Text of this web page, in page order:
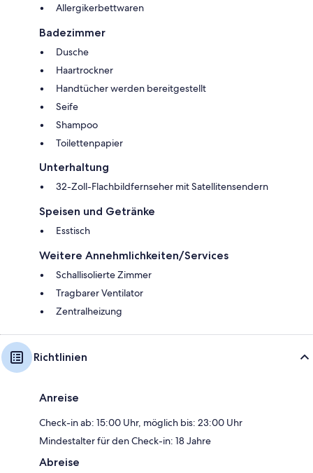
Allergikerbettwaren
Badezimmer
Dusche
Haartrockner
Handtücher werden bereitgestellt
Seife
Shampoo
Toilettenpapier
Unterhaltung
32-Zoll-Flachbildfernseher mit Satellitensendern
Speisen und Getränke
Esstisch
Weitere Annehmlichkeiten/Services
Schallisolierte Zimmer
Tragbarer Ventilator
Zentralheizung
Richtlinien
Anreise
Check-in ab: 15:00 Uhr, möglich bis: 23:00 Uhr
Mindestalter für den Check-in: 18 Jahre
Abreise